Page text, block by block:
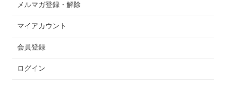
メルマガ登録・解除
マイアカウント
会員登録
ログイン